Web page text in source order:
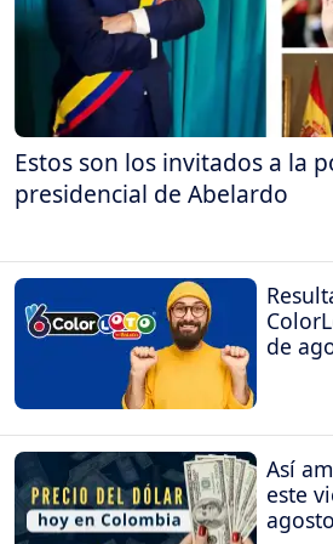
Estos son los invitados a la
presidencial de Abelardo
de
Así
este